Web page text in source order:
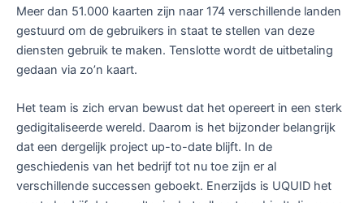
Meer dan 51.000 kaarten zijn naar 174 verschillende landen
gestuurd om de gebruikers in staat te stellen van deze
diensten gebruik te maken. Tenslotte wordt de uitbetaling
gedaan via zo’n kaart.
Het team is zich ervan bewust dat het opereert in een sterk
gedigitaliseerde wereld. Daarom is het bijzonder belangrijk
dat een dergelijk project up-to-date blijft. In de
geschiedenis van het bedrijf tot nu toe zijn er al
verschillende successen geboekt. Enerzijds is UQUID het